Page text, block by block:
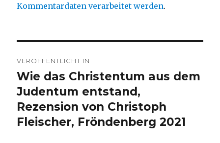
Kommentardaten verarbeitet werden.
VERÖFFENTLICHT IN
Wie das Christentum aus dem
Judentum entstand,
Rezension von Christoph
Fleischer, Fröndenberg 2021